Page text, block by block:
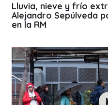
Lluvia, nieve y frío
Alejandro Sepúlveda
en la RM